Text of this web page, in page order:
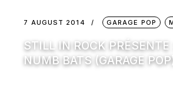
7 AUGUST 2014 GARAGE POP
STILL IN ROCK PRÉSENTE :
NUMB BATS (GARAGE